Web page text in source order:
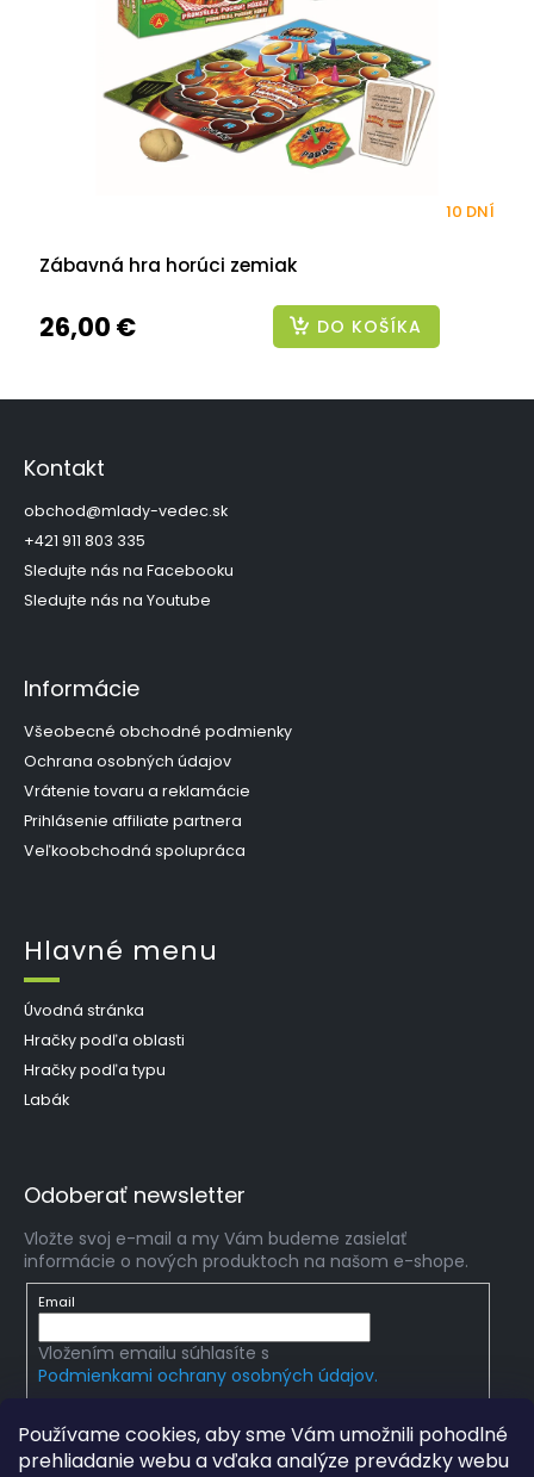
Používame cookies, aby sme Vám umožnili pohodlné
prehliadanie webu a vďaka analýze prevádzky webu
Zábavná hra horúci zemiak
10 DNÍ
26,00 € DO KOŠÍKA
Z
Kontakt
obchod@mlady-vedec.sk
+421 911 803 335
Sledujte nás na Facebooku
Sledujte nás na Youtube
Informácie
Všeobecné obchodné podmienky
Ochrana osobných údajov
Vrátenie tovaru a reklamácie
Prihlásenie affiliate partnera
Veľkoobchodná spolupráca
Hlavné menu
Úvodná stránka
Hračky podľa oblasti
Hračky podľa typu
Labák
Odoberať newsletter
Vložte svoj e-mail a my Vám budeme zasielať
informácie o nových produktoch na našom e-shope.
Email
Vložením emailu súhlasíte s
Podmienkami ochrany osobných údajov.